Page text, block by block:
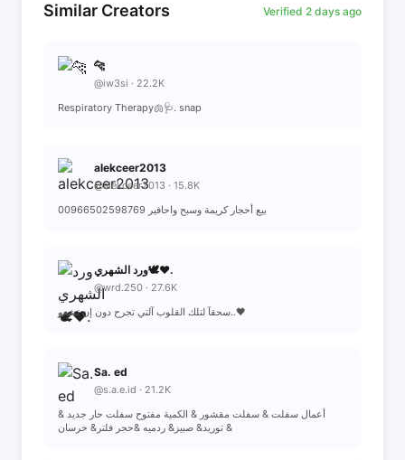
Similar Creators Verified 2 days ago
🐆
@iw3si · 22.2K
Respiratory Therapy🫁🩺. snap
alekceer2013
@alekceer2013 · 15.8K
بيع أحجار كريمة وسبح واحافير 00966502598769
ورد الشهري🕊❤.
@wrd.250 · 27.6K
سحقآ لتلك القلوب آلتي تجرح دون إن تشعر..🖤
Sa. ed
@s.a.e.id · 21.2K
أعمال سفلت & سفلت مقشور & الكمية مفتوح سفلت حار جديد &
توريد& صبيز& ردميه &حجر فلتر& خرسان &